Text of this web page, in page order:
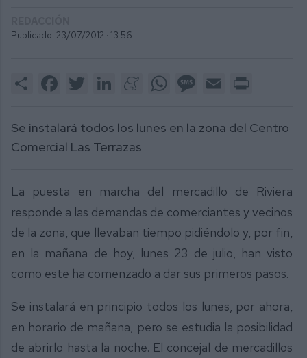
Publicado: 23/07/2012 · 13:56
Share FacebookTwitter LinkedInMeneameWhatsAppMessage
Email
Se instalará todos los lunes en la zona del Centro
Comercial Las Terrazas
La puesta en marcha del mercadillo de Riviera
responde a las demandas de comerciantes y vecinos
de la zona, que llevaban tiempo pidiéndolo y, por fin,
en la mañana de hoy, lunes 23 de julio, han visto
como este ha comenzado a dar sus primeros pasos.
Se instalará en principio todos los lunes, por ahora,
en horario de mañana, pero se estudia la posibilidad
de abrirlo hasta la noche. El concejal de mercadillos